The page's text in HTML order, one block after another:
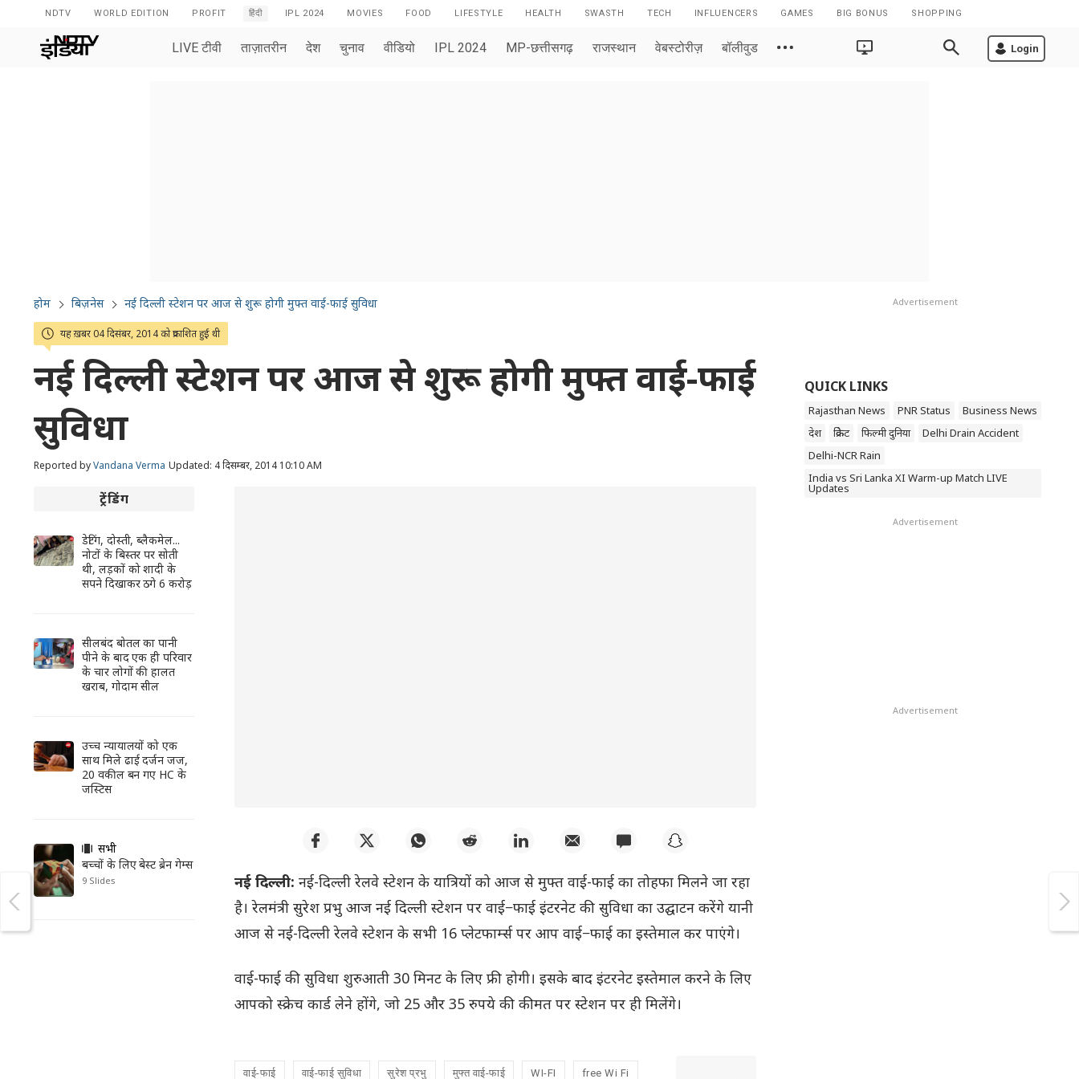
NDTV WORLD EDITION PROFIT हिंदी IPL 2024 MOVIES FOOD LIFESTYLE HEALTH SWASTH TECH INFLUENCERS GAMES BIG BONUS SHOPPING
LIVE टीवी ताज़ातरीन देश चुनाव वीडियो IPL 2024 MP-छत्तीसगढ़ राजस्थान वेबस्टोरीज़ बॉलीवुड Login
होम बिज़नेस नई दिल्ली स्टेशन पर आज से शुरू होगी मुफ्त वाई-फाई सुविधा
यह ख़बर 04 दिसंबर, 2014 को प्रकाशित हुई थी
नई दिल्ली स्टेशन पर आज से शुरू होगी मुफ्त वाई-फाई
सुविधा
Reported byVandana Verma Updated: 4 दिसम्बर, 2014 10:10 AM
नई दिल्ली: नई-दिल्ली रेलवे स्टेशन के यात्रियों को आज से मुफ्त वाई-फाई का तोहफा मिलने जा रहा
है। रेलमंत्री सुरेश प्रभु आज नई दिल्ली स्टेशन पर वाई−फाई इंटरनेट की सुविधा का उद्घाटन करेंगे यानी
आज से नई-दिल्ली रेलवे स्टेशन के सभी 16 प्लेटफार्म्स पर आप वाई−फाई का इस्तेमाल कर पाएंगे।
वाई-फाई की सुविधा शुरुआती 30 मिनट के लिए फ्री होगी। इसके बाद इंटरनेट इस्तेमाल करने के लिए
आपको स्क्रेच कार्ड लेने होंगे, जो 25 और 35 रुपये की कीमत पर स्टेशन पर ही मिलेंगे।
वाई-फाई वाई-फाई सुविधा सुरेश प्रभु मुफ्त वाई-फाई WI-FI free Wi Fi
ट्रेंडिंग
डेटिंग, दोस्ती, ब्लैकमेल...
नोटों के बिस्तर पर सोती
थी, लड़कों को शादी के
सपने दिखाकर ठगे 6 करोड़
सीलबंद बोतल का पानी
पीने के बाद एक ही परिवार
के चार लोगों की हालत
खराब, गोदाम सील
उच्च न्यायालयों को एक
साथ मिले ढाई दर्जन जज,
20 वकील बन गए HC के
जस्टिस
सभी
बच्चों के लिए बेस्ट ब्रेन गेम्स
9 Slides
Advertisement
QUICK LINKS
Rajasthan News PNR Status
Business News
देश
क्रिकेट फिल्मी दुनिया
Delhi Drain Accident
Delhi-NCR Rain
India vs Sri Lanka XI Warm-up Match LIVE
Updates
Advertisement
Advertisement